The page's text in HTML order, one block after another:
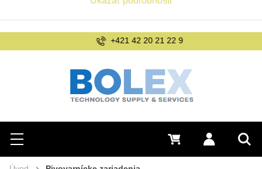
Hľadať
Menu Prihlásiť sa
0 €
+421 42 20 21 22 9